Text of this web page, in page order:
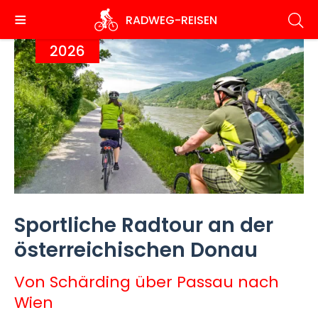
zum
Inhalt
RADWEG-REISEN
2026
Sportliche Radtour an der
österreichischen Donau
Von Schärding über Passau nach
Wien